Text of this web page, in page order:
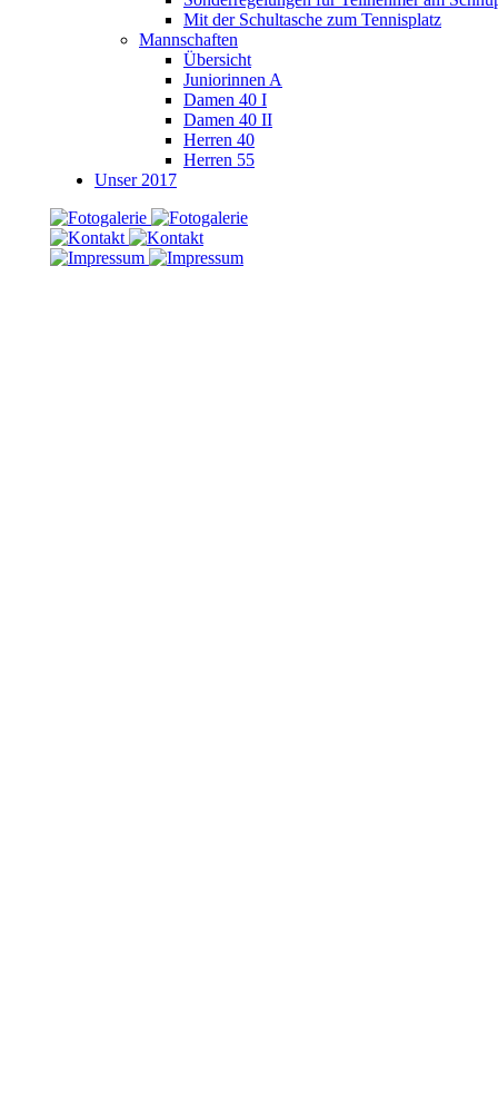
Mit der Schultasche zum Tennisplatz
Mannschaften
Übersicht
Juniorinnen A
Damen 40 I
Damen 40 II
Herren 40
Herren 55
Unser 2017